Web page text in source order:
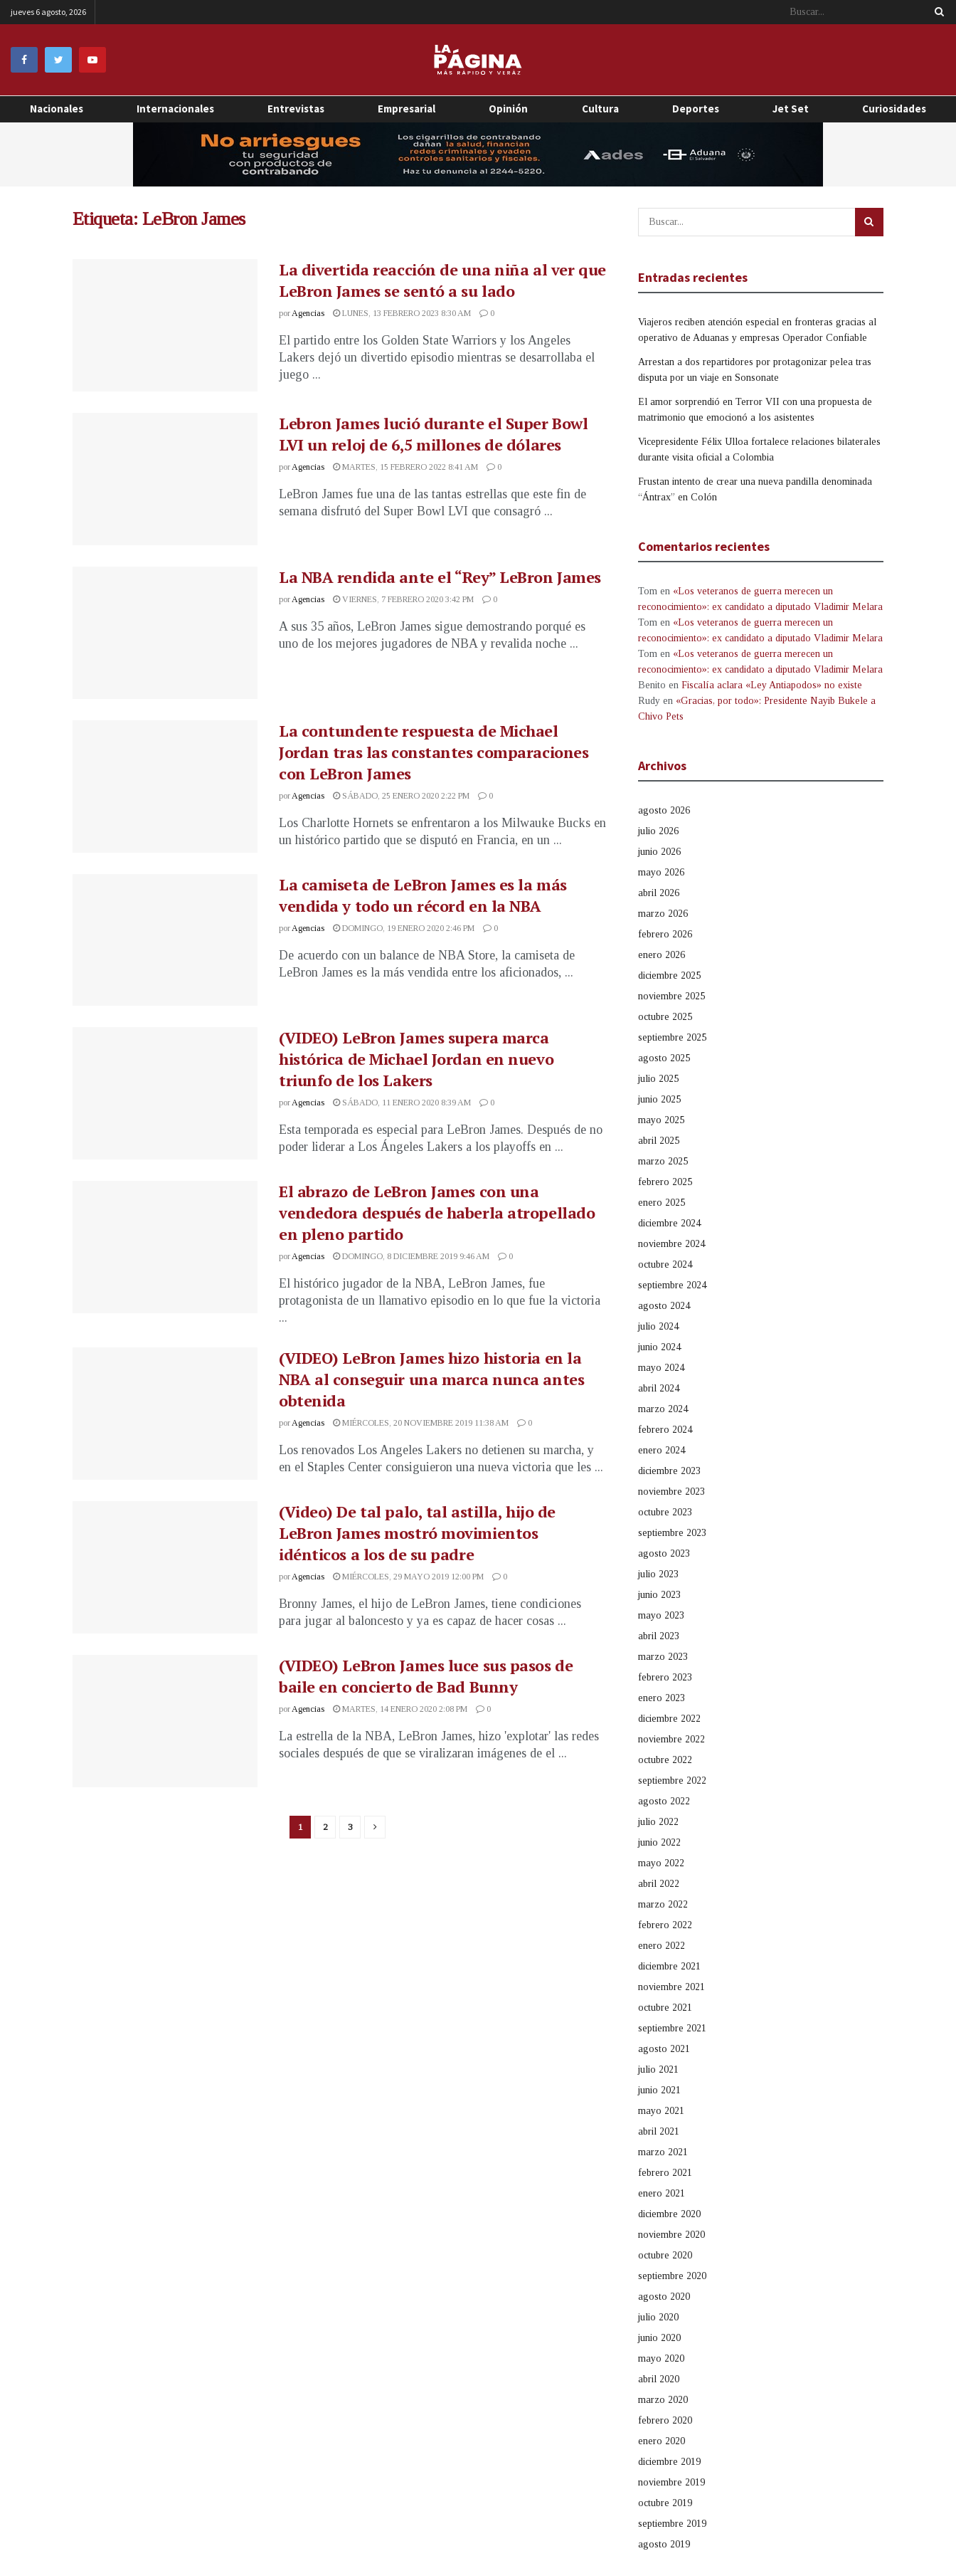
jueves 6 agosto, 2026
Nacionales Internacionales Entrevistas Empresarial Opinión Cultura Deportes Jet Set Curiosidades
Etiqueta: LeBron James
La divertida reacción de una niña al ver que
LeBron James se sentó a su lado
porAgencias LUNES, 13 FEBRERO 2023 8:30 AM 0
El partido entre los Golden State Warriors y los Angeles
Lakers dejó un divertido episodio mientras se desarrollaba el
juego ...
Lebron James lució durante el Super Bowl
LVI un reloj de 6,5 millones de dólares
porAgencias MARTES, 15 FEBRERO 2022 8:41 AM 0
LeBron James fue una de las tantas estrellas que este fin de
semana disfrutó del Super Bowl LVI que consagró ...
La NBA rendida ante el “Rey” LeBron James
por Agencias VIERNES, 7 FEBRERO 2020 3:42 PM 0
A sus 35 años, LeBron James sigue demostrando porqué es
uno de los mejores jugadores de NBA y revalida noche ...
La contundente respuesta de Michael
Jordan tras las constantes comparaciones
con LeBron James
por Agencias SÁBADO, 25 ENERO 2020 2:22 PM 0
Los Charlotte Hornets se enfrentaron a los Milwauke Bucks en
un histórico partido que se disputó en Francia, en un ...
La camiseta de LeBron James es la más
vendida y todo un récord en la NBA
por Agencias DOMINGO, 19 ENERO 2020 2:46 PM 0
De acuerdo con un balance de NBA Store, la camiseta de
LeBron James es la más vendida entre los aficionados, ...
(VIDEO) LeBron James supera marca
histórica de Michael Jordan en nuevo
triunfo de los Lakers
porAgencias SÁBADO, 11 ENERO 2020 8:39 AM 0
Esta temporada es especial para LeBron James. Después de no
poder liderar a Los Ángeles Lakers a los playoffs en ...
El abrazo de LeBron James con una
vendedora después de haberla atropellado
en pleno partido
porAgencias DOMINGO, 8 DICIEMBRE 2019 9:46 AM 0
El histórico jugador de la NBA, LeBron James, fue
protagonista de un llamativo episodio en lo que fue la victoria
...
(VIDEO) LeBron James hizo historia en la
NBA al conseguir una marca nunca antes
obtenida
porAgencias MIÉRCOLES, 20 NOVIEMBRE 2019 11:38 AM 0
Los renovados Los Angeles Lakers no detienen su marcha, y
en el Staples Center consiguieron una nueva victoria que les ...
(Video) De tal palo, tal astilla, hijo de
LeBron James mostró movimientos
idénticos a los de su padre
porAgencias MIÉRCOLES, 29 MAYO 2019 12:00 PM 0
Bronny James, el hijo de LeBron James, tiene condiciones
para jugar al baloncesto y ya es capaz de hacer cosas ...
(VIDEO) LeBron James luce sus pasos de
baile en concierto de Bad Bunny
porAgencias MARTES, 14 ENERO 2020 2:08 PM 0
La estrella de la NBA, LeBron James, hizo 'explotar' las redes
sociales después de que se viralizaran imágenes de el ...
1 2 3
Entradas recientes
Viajeros reciben atención especial en fronteras gracias al
operativo de Aduanas y empresas Operador Confiable
Arrestan a dos repartidores por protagonizar pelea tras
disputa por un viaje en Sonsonate
El amor sorprendió en Terror VII con una propuesta de
matrimonio que emocionó a los asistentes
Vicepresidente Félix Ulloa fortalece relaciones bilaterales
durante visita oficial a Colombia
Frustan intento de crear una nueva pandilla denominada
“Ántrax” en Colón
Comentarios recientes
Tom en «Los veteranos de guerra merecen un
reconocimiento»: ex candidato a diputado Vladimir Melara
Tom en «Los veteranos de guerra merecen un
reconocimiento»: ex candidato a diputado Vladimir Melara
Tom en «Los veteranos de guerra merecen un
reconocimiento»: ex candidato a diputado Vladimir Melara
Benito en Fiscalía aclara «Ley Antiapodos» no existe
Rudy en «Gracias, por todo»: Presidente Nayib Bukele a
Chivo Pets
Archivos
agosto 2026
julio 2026
junio 2026
mayo 2026
abril 2026
marzo 2026
febrero 2026
enero 2026
diciembre 2025
noviembre 2025
octubre 2025
septiembre 2025
agosto 2025
julio 2025
junio 2025
mayo 2025
abril 2025
marzo 2025
febrero 2025
enero 2025
diciembre 2024
noviembre 2024
octubre 2024
septiembre 2024
agosto 2024
julio 2024
junio 2024
mayo 2024
abril 2024
marzo 2024
febrero 2024
enero 2024
diciembre 2023
noviembre 2023
octubre 2023
septiembre 2023
agosto 2023
julio 2023
junio 2023
mayo 2023
abril 2023
marzo 2023
febrero 2023
enero 2023
diciembre 2022
noviembre 2022
octubre 2022
septiembre 2022
agosto 2022
julio 2022
junio 2022
mayo 2022
abril 2022
marzo 2022
febrero 2022
enero 2022
diciembre 2021
noviembre 2021
octubre 2021
septiembre 2021
agosto 2021
julio 2021
junio 2021
mayo 2021
abril 2021
marzo 2021
febrero 2021
enero 2021
diciembre 2020
noviembre 2020
octubre 2020
septiembre 2020
agosto 2020
julio 2020
junio 2020
mayo 2020
abril 2020
marzo 2020
febrero 2020
enero 2020
diciembre 2019
noviembre 2019
octubre 2019
septiembre 2019
agosto 2019